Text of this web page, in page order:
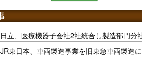
日立、医療機器子会社2社統合し製造部門分
JR東日本、車両製造事業を旧東急車両製造